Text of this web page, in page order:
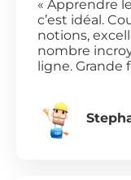
« Apprendre
c’est idéal.
notions,
nombre
ligne. Grande